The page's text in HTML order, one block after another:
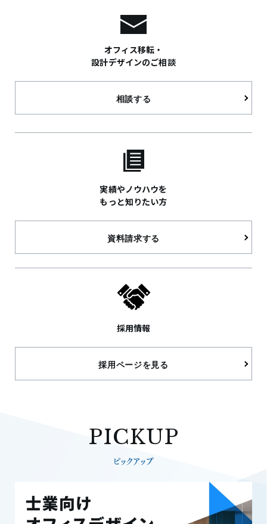
オフィス移転・
設計デザインのご相談
相談する
実績やノウハウを
もっと知りたい方
資料請求する
採用情報
採用ページを見る
PICKUP
ピックアップ